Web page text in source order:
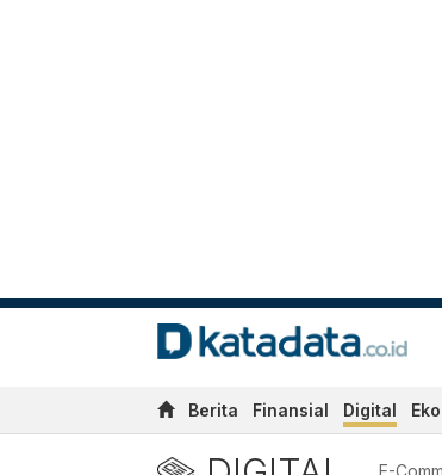
Berita Finansial Digital
E-